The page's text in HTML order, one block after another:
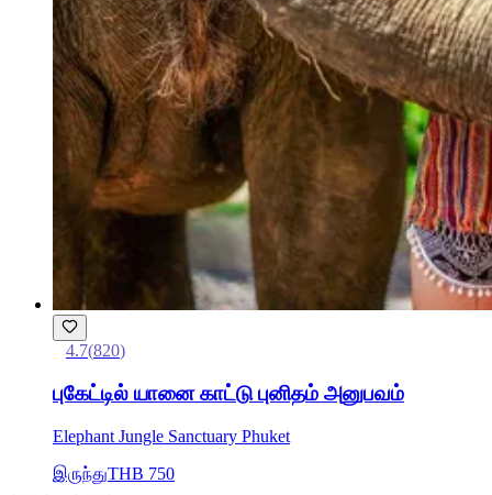
4.7(820)
புகேட்டில் யானை காட்டு புனிதம் அனுபவம்
Elephant Jungle Sanctuary Phuket
இருந்துTHB 750